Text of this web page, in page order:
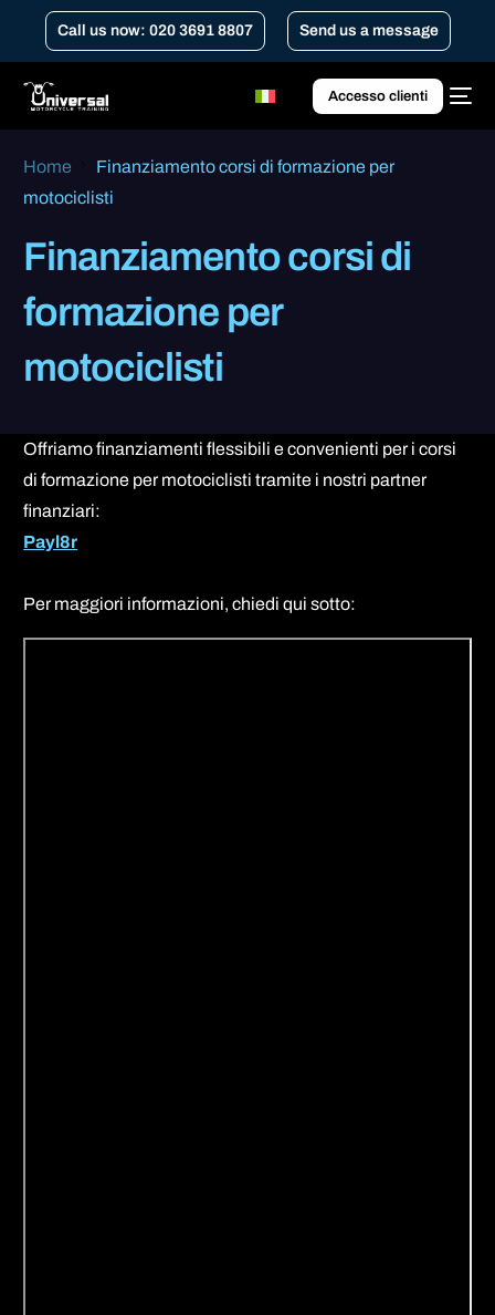
Call us now: 020 3691 8807 Send us a message
Accesso clienti
Home
Finanziamento corsi di formazione per
motociclisti
Finanziamento corsi di
formazione per
motociclisti
Offriamo finanziamenti flessibili e convenienti per i corsi
di formazione per motociclisti tramite i nostri partner
finanziari:
Payl8r
Per maggiori informazioni, chiedi qui sotto: